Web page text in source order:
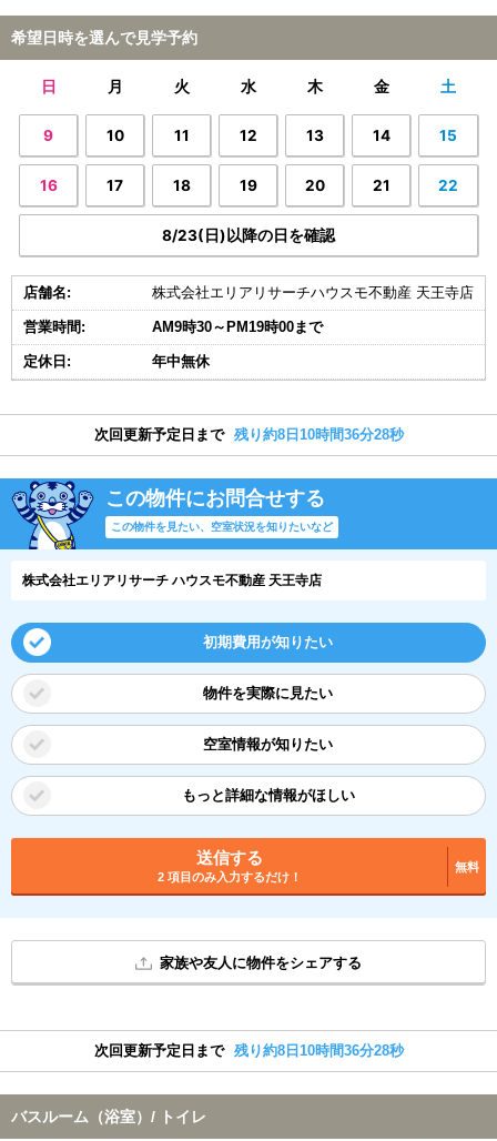
希望日時を選んで見学予約
日 月 火 水 木 金 土
9 10 11 12 13 14 15
16 17 18 19 20 21 22
8/23(日)以降の日を確認
店舗名: 株式会社エリアリサーチハウスモ不動産 天王寺店
営業時間: AM9時30～PM19時00まで
定休日: 年中無休
次回更新予定日まで 残り約8日10時間36分27秒
この物件にお問合せする
この物件を見たい、空室状況を知りたいなど
株式会社エリアリサーチ ハウスモ不動産 天王寺店
初期費用が知りたい
物件を実際に見たい
空室情報が知りたい
もっと詳細な情報がほしい
送信する
2 項目のみ入力するだけ！
無料
家族や友人に物件をシェアする
次回更新予定日まで 残り約8日10時間36分27秒
バスルーム（浴室）/ トイレ